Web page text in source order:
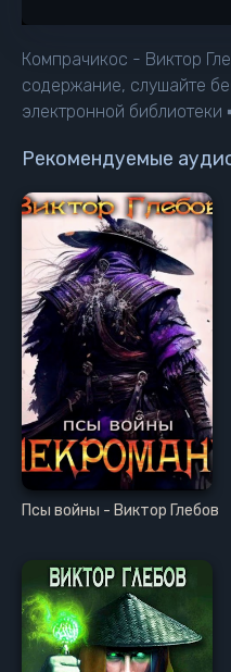
Компрачикос - Виктор
содержание, слушайте
электронной библиотеки
Рекомендуемые
Псы войны - Виктор Глебов